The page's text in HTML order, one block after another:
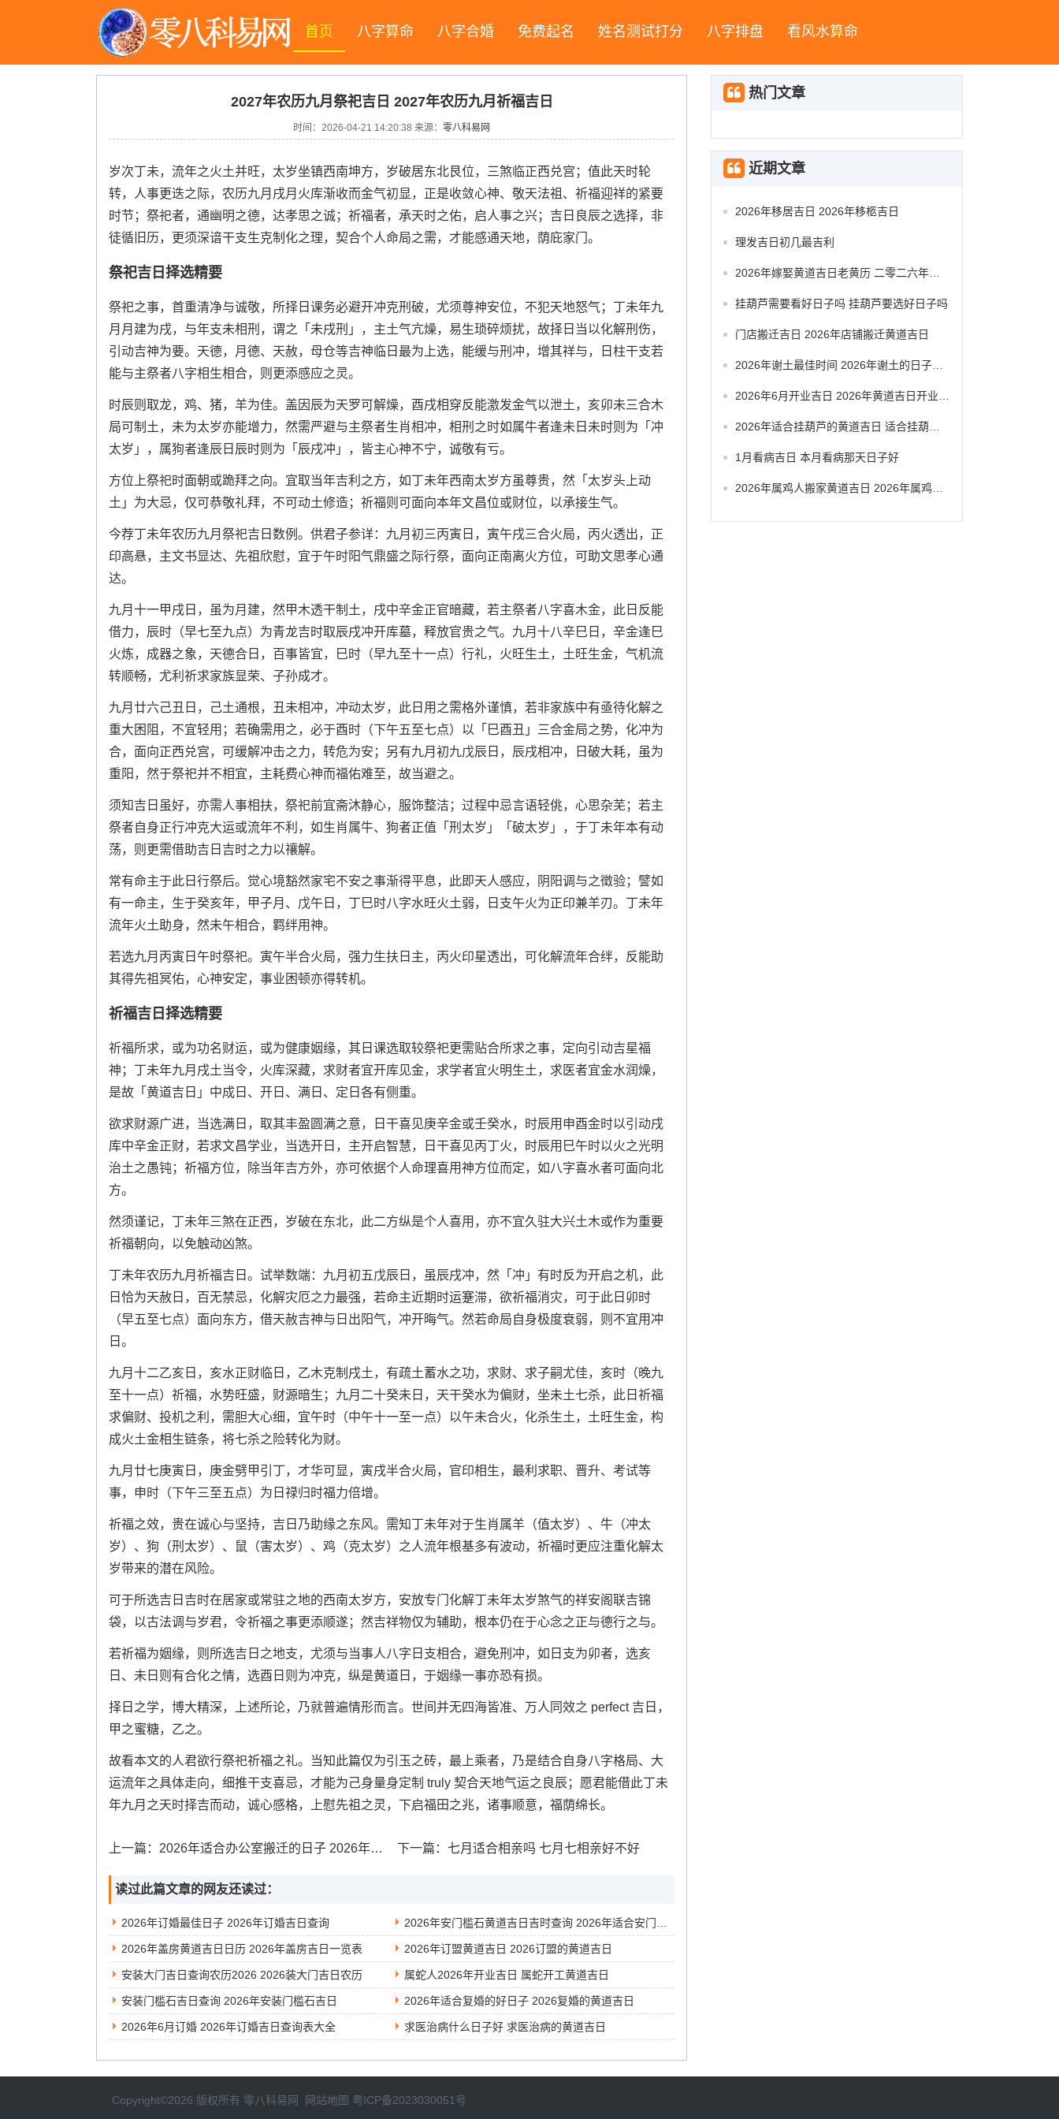
首页 八字算命 八字合婚 免费起名 姓名测试打分 八字排盘 看风水算命
2027年农历九月祭祀吉日 2027年农历九月祈福吉日
时间： 2026-04-21 14:20:38 来源： 零八科易网
岁次丁未，流年之火土并旺，太岁坐镇西南坤方，岁破居东北艮位，三煞临正西兑宫；值此天时轮
转，人事更迭之际，农历九月戌月火库渐收而金气初显，正是收敛心神、敬天法祖、祈福迎祥的紧要
时节；祭祀者，通幽明之德，达孝思之诚；祈福者，承天时之佑，启人事之兴；吉日良辰之选择，非
徒循旧历，更须深谙干支生克制化之理，契合个人命局之需，才能感通天地，荫庇家门。
祭祀吉日择选精要
祭祀之事，首重清净与诚敬，所择日课务必避开冲克刑破，尤须尊神安位，不犯天地怒气；丁未年九
月月建为戌，与年支未相刑，谓之「未戌刑」，主土气亢燥，易生琐碎烦扰，故择日当以化解刑伤，
引动吉神为要。天德，月德、天赦，母仓等吉神临日最为上选，能缓与刑冲，增其祥与，日柱干支若
能与主祭者八字相生相合，则更添感应之灵。
时辰则取龙，鸡、猪，羊为佳。盖因辰为天罗可解燥，酉戌相穿反能激发金气以泄土，亥卯未三合木
局可制土，未为太岁亦能增力，然需严避与主祭者生肖相冲，相刑之时如属牛者逢未日未时则为「冲
太岁」，属狗者逢辰日辰时则为「辰戌冲」，皆主心神不宁，诚敬有亏。
方位上祭祀时面朝或跪拜之向。宜取当年吉利之方，如丁未年西南太岁方虽尊贵，然「太岁头上动
土」为大忌，仅可恭敬礼拜，不可动土修造；祈福则可面向本年文昌位或财位，以承接生气。
今荐丁未年农历九月祭祀吉日数例。供君子参详：九月初三丙寅日，寅午戌三合火局，丙火透出，正
印高悬，主文书显达、先祖欣慰，宜于午时阳气鼎盛之际行祭，面向正南离火方位，可助文思孝心通
达。
九月十一甲戌日，虽为月建，然甲木透干制土，戌中辛金正官暗藏，若主祭者八字喜木金，此日反能
借力，辰时（早七至九点）为青龙吉时取辰戌冲开库墓，释放官贵之气。九月十八辛巳日，辛金逢巳
火炼，成器之象，天德合日，百事皆宜，巳时（早九至十一点）行礼，火旺生土，土旺生金，气机流
转顺畅，尤利祈求家族显荣、子孙成才。
九月廿六己丑日，己土通根，丑未相冲，冲动太岁，此日用之需格外谨慎，若非家族中有亟待化解之
重大困阻，不宜轻用；若确需用之，必于酉时（下午五至七点）以「巳酉丑」三合金局之势，化冲为
合，面向正西兑宫，可缓解冲击之力，转危为安；另有九月初九戊辰日，辰戌相冲，日破大耗，虽为
重阳，然于祭祀并不相宜，主耗费心神而福佑难至，故当避之。
须知吉日虽好，亦需人事相扶，祭祀前宜斋沐静心，服饰整洁；过程中忌言语轻佻，心思杂芜；若主
祭者自身正行冲克大运或流年不利，如生肖属牛、狗者正值「刑太岁」「破太岁」，于丁未年本有动
荡，则更需借助吉日吉时之力以禳解。
常有命主于此日行祭后。觉心境豁然家宅不安之事渐得平息，此即天人感应，阴阳调与之徵验；譬如
有一命主，生于癸亥年，甲子月、戊午日，丁巳时八字水旺火土弱，日支午火为正印兼羊刃。丁未年
流年火土助身，然未午相合，羁绊用神。
若选九月丙寅日午时祭祀。寅午半合火局，强力生扶日主，丙火印星透出，可化解流年合绊，反能助
其得先祖冥佑，心神安定，事业困顿亦得转机。
祈福吉日择选精要
祈福所求，或为功名财运，或为健康姻缘，其日课选取较祭祀更需贴合所求之事，定向引动吉星福
神；丁未年九月戌土当令，火库深藏，求财者宜开库见金，求学者宜火明生土，求医者宜金水润燥，
是故「黄道吉日」中成日、开日、满日、定日各有侧重。
欲求财源广进，当选满日，取其丰盈圆满之意，日干喜见庚辛金或壬癸水，时辰用申酉金时以引动戌
库中辛金正财，若求文昌学业，当选开日，主开启智慧，日干喜见丙丁火，时辰用巳午时以火之光明
治土之愚钝；祈福方位，除当年吉方外，亦可依据个人命理喜用神方位而定，如八字喜水者可面向北
方。
然须谨记，丁未年三煞在正西，岁破在东北，此二方纵是个人喜用，亦不宜久驻大兴土木或作为重要
祈福朝向，以免触动凶煞。
丁未年农历九月祈福吉日。试举数端：九月初五戊辰日，虽辰戌冲，然「冲」有时反为开启之机，此
日恰为天赦日，百无禁忌，化解灾厄之力最强，若命主近期时运蹇滞，欲祈福消灾，可于此日卯时
（早五至七点）面向东方，借天赦吉神与日出阳气，冲开晦气。然若命局自身极度衰弱，则不宜用冲
日。
九月十二乙亥日，亥水正财临日，乙木克制戌土，有疏土蓄水之功，求财、求子嗣尤佳，亥时（晚九
至十一点）祈福，水势旺盛，财源暗生；九月二十癸未日，天干癸水为偏财，坐未土七杀，此日祈福
求偏财、投机之利，需胆大心细，宜午时（中午十一至一点）以午未合火，化杀生土，土旺生金，构
成火土金相生链条，将七杀之险转化为财。
九月廿七庚寅日，庚金劈甲引丁，才华可显，寅戌半合火局，官印相生，最利求职、晋升、考试等
事，申时（下午三至五点）为日禄归时福力倍增。
祈福之效，贵在诚心与坚持，吉日乃助缘之东风。需知丁未年对于生肖属羊（值太岁）、牛（冲太
岁）、狗（刑太岁）、鼠（害太岁）、鸡（克太岁）之人流年根基多有波动，祈福时更应注重化解太
岁带来的潜在风险。
可于所选吉日吉时在居家或常驻之地的西南太岁方，安放专门化解丁未年太岁煞气的祥安阁联吉锦
袋，以古法调与岁君，令祈福之事更添顺遂；然吉祥物仅为辅助，根本仍在于心念之正与德行之与。
若祈福为姻缘，则所选吉日之地支，尤须与当事人八字日支相合，避免刑冲，如日支为卯者，选亥
日、未日则有合化之情，选酉日则为冲克，纵是黄道日，于姻缘一事亦恐有损。
择日之学，博大精深，上述所论，乃就普遍情形而言。世间并无四海皆准、万人同效之 perfect 吉日，
甲之蜜糖，乙之。
故看本文的人君欲行祭祀祈福之礼。当知此篇仅为引玉之砖，最上乘者，乃是结合自身八字格局、大
运流年之具体走向，细推干支喜忌，才能为己身量身定制 truly 契合天地气运之良辰；愿君能借此丁未
年九月之天时择吉而动，诚心感格，上慰先祖之灵，下启福田之兆，诸事顺意，福荫绵长。
上一篇： 2026年适合办公室搬迁的日子 2026年适合搬办公室的黄道吉日 下一篇：七月适合相亲吗 七月七相亲好不好
读过此篇文章的网友还读过：
2026年订婚最佳日子 2026年订婚吉日查询
2026年盖房黄道吉日日历 2026年盖房吉日一览表 2026年订盟黄道吉日 2026订盟的黄道吉日
安装大门吉日查询农历2026 2026装大门吉日农历 属蛇人2026年开业吉日 属蛇开工黄道吉日
安装门槛石吉日查询 2026年安装门槛石吉日 2026年适合复婚的好日子 2026复婚的黄道吉日
2026年6月订婚 2026年订婚吉日查询表大全 求医治病什么日子好 求医治病的黄道吉日
热门文章
近期文章
2026年移居吉日 2026年移柩吉日
理发吉日初几最吉利
挂葫芦需要看好日子吗 挂葫芦要选好日子吗
门店搬迁吉日 2026年店铺搬迁黄道吉日
1月看病吉日 本月看病那天日子好
Copyright©2026 版权所有 零八科易网 网站地图 粤ICP备2023030051号